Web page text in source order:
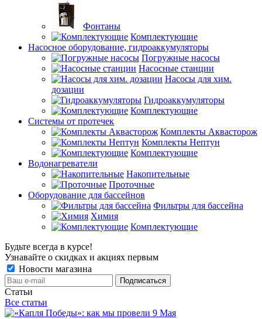
Фонтаны
Комплектующие
Насосное оборудование, гидроаккумуляторы
Погружные насосы
Насосные станции
Насосы для хим.
дозации
Гидроаккумуляторы
Комплектующие
Системы от протечек
Комплекты Аквасторож
Комплекты Нептун
Комплектующие
Водонагреватели
Накопительные
Проточные
Оборудование для бассейнов
Фильтры для бассейна
Химия
Комплектующие
Будьте всегда в курсе!
Узнавайте о скидках и акциях первым
Новости магазина
Статьи
Все статьи